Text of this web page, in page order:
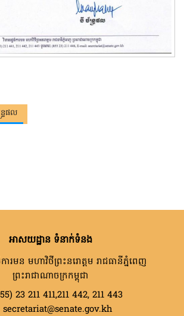
រផល
អាសយដ្ឋាន ទំនាក់ទំនង
ការមន មហាវិថីព្រះនរោត្តម រាជធានីភ្នំពេញ
ព្រះរាជាណាចក្រកម្ពុជា
23 211 411,211 442, 211 443
secretariat@senate.gov.kh